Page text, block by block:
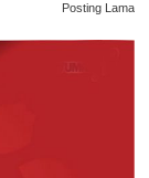
Posting Lama